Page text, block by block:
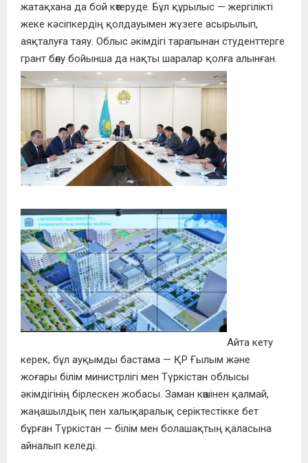
жатақхана да бой көтеруде. Бұл құрылыс — жергілікті
жеке кәсіпкердің қолдауымен жүзеге асырылып,
аяқталуға таяу. Облыс әкімдігі тарапынан студенттерге
грант бөлу бойынша да нақты шаралар қолға алынған.
Айта кету
керек, бұл ауқымды бастама — ҚР Ғылым және
жоғары білім министрлігі мен Түркістан облысы
әкімдігінің бірлескен жобасы. Заман көшінен қалмай,
жаңашылдық пен халықаралық серіктестікке бет
бұрған Түркістан — білім мен болашақтың қаласына
айналып келеді.